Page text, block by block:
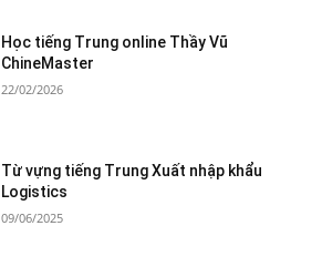
Học tiếng Trung online Thầy Vũ
ChineMaster
22/02/2026
Từ vựng tiếng Trung Xuất nhập khẩu
Logistics
09/06/2025